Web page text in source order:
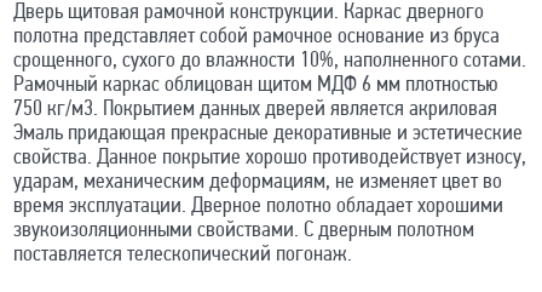
Дверь щитовая рамочной конструкции. Каркас дверного
полотна представляет собой рамочное основание из бруса
срощенного, сухого до влажности 10%, наполненного сотами.
Рамочный каркас облицован щитом МДФ 6 мм плотностью
750 кг/м3. Покрытием данных дверей является акриловая
Эмаль придающая прекрасные декоративные и эстетические
свойства. Данное покрытие хорошо противодействует износу,
ударам, механическим деформациям, не изменяет цвет во
время эксплуатации. Дверное полотно обладает хорошими
звукоизоляционными свойствами. С дверным полотном
поставляется телескопический погонаж.